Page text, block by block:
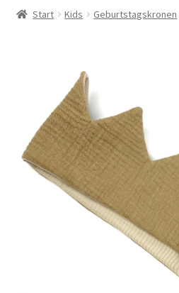
über uns
Start Kids Geburtstagskronen